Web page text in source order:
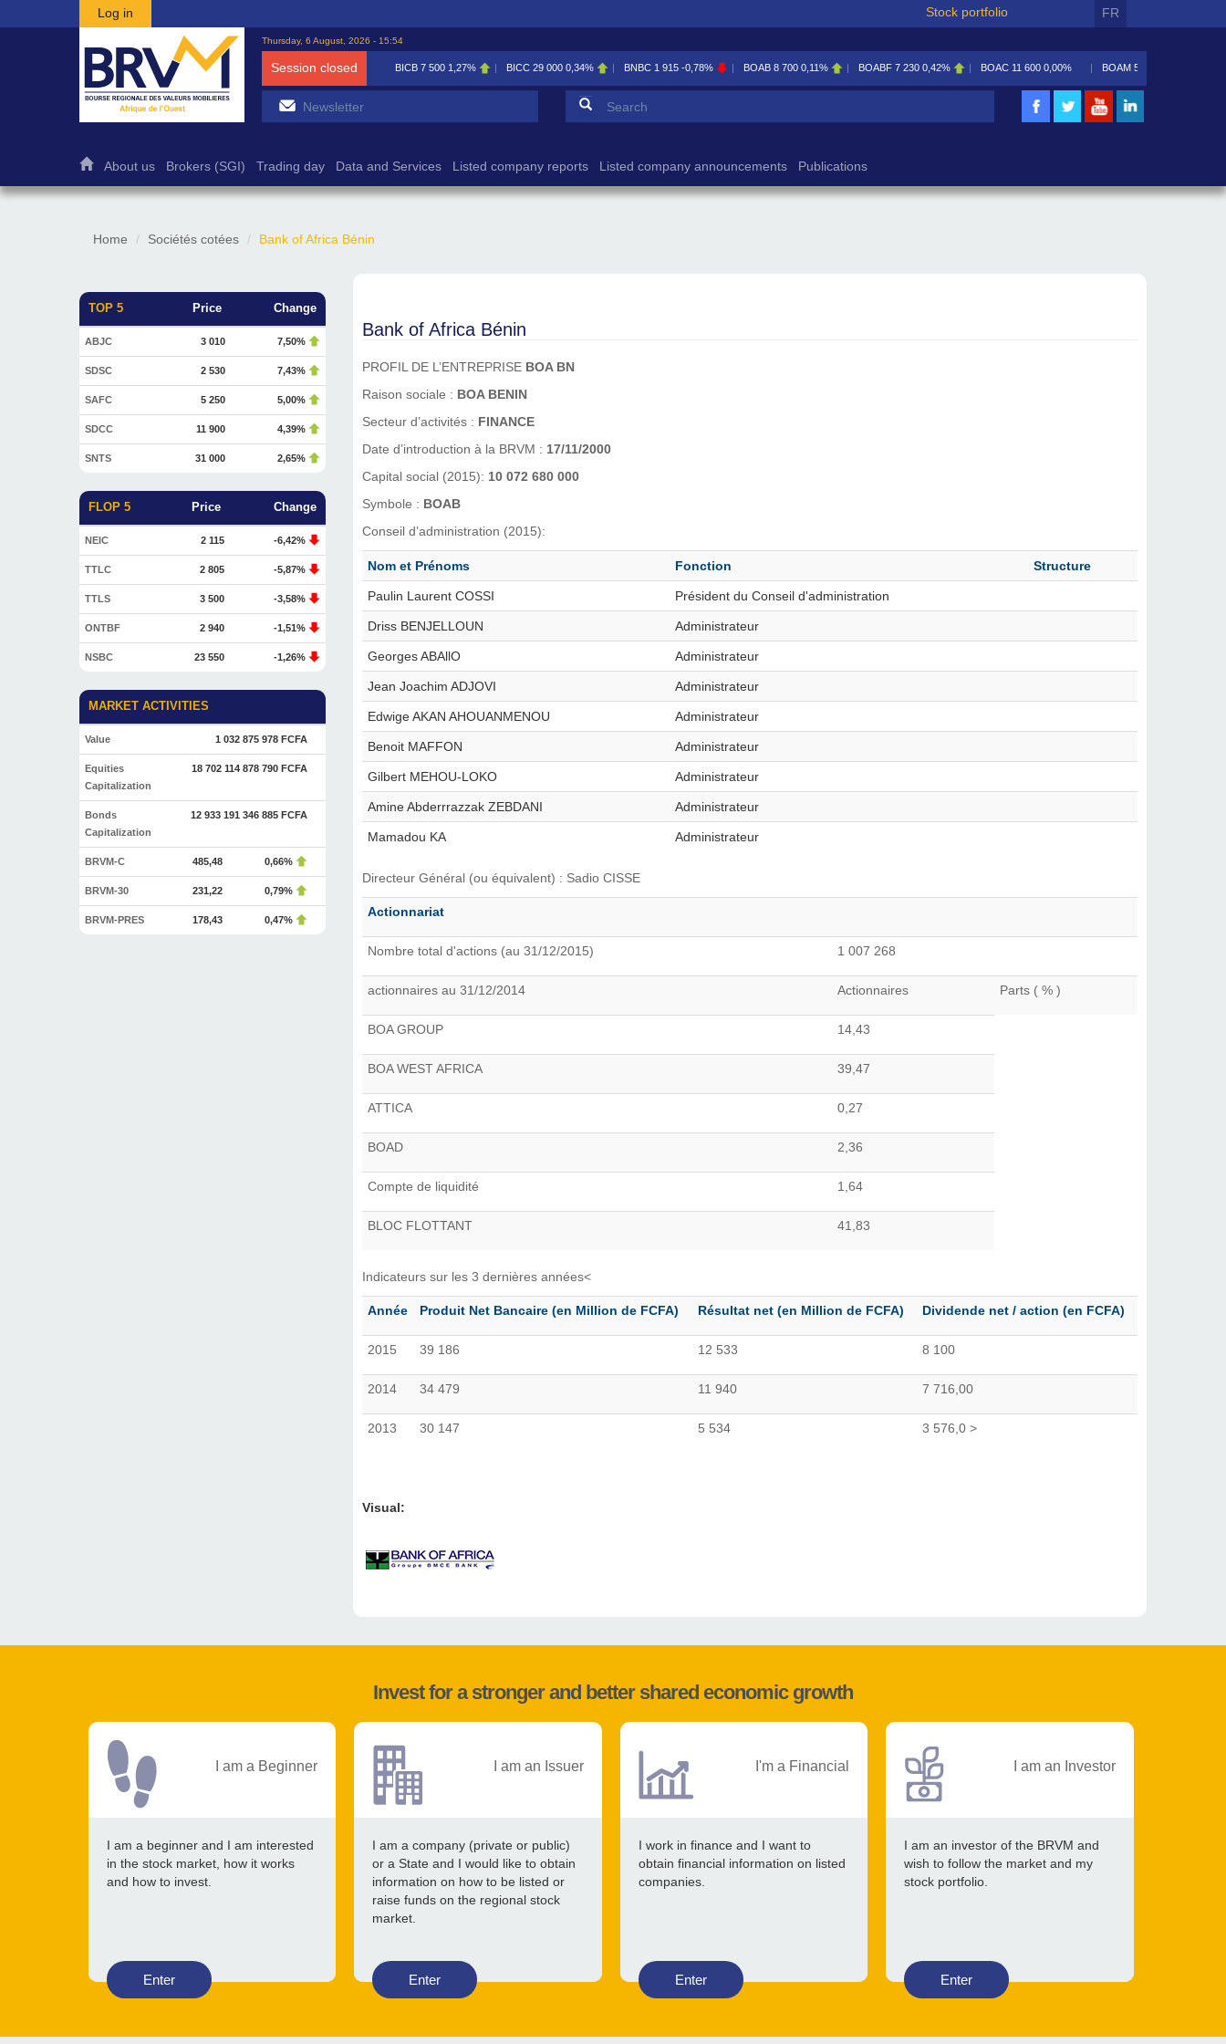
Skip to main content
Log in Stock portfolio FR
Thursday, 6 August, 2026 - 15:54
Session closed BICB 7 500 1,27% BICC 29 000 0,34% BNBC 1 915 -0,78% BOAB 8 700 0,11% BOABF 7 230 0,42% BOAC 11 600 0,00% BOAM 5 585
Search form
About us Brokers (SGI) Trading day Data and Services Listed company reports Listed company announcements Publications
Home Sociétés cotées Bank of Africa Bénin
TOP 5 Price Change
ABJC 3 010 7,50%
SDSC 2 530 7,43%
SAFC 5 250 5,00%
SDCC 11 900 4,39%
SNTS 31 000 2,65%
FLOP 5 Price Change
NEIC 2 115 -6,42%
TTLC 2 805 -5,87%
TTLS 3 500 -3,58%
ONTBF 2 940 -1,51%
NSBC 23 550 -1,26%
MARKET ACTIVITIES
Value 1 032 875 978 FCFA
Equities
Capitalization
18 702 114 878 790 FCFA
Bonds
Capitalization
12 933 191 346 885 FCFA
BRVM-C 485,48 0,66%
BRVM-30 231,22 0,79%
BRVM-PRES 178,43 0,47%
Bank of Africa Bénin
PROFIL DE L’ENTREPRISE BOA BN
Raison sociale : BOA BENIN
Secteur d’activités : FINANCE
Date d’introduction à la BRVM : 17/11/2000
Capital social (2015): 10 072 680 000
Symbole : BOAB
Conseil d’administration (2015):
Nom et Prénoms Fonction Structure
Paulin Laurent COSSI Président du Conseil d'administration
Driss BENJELLOUN Administrateur
Georges ABAllO Administrateur
Jean Joachim ADJOVI Administrateur
Edwige AKAN AHOUANMENOU Administrateur
Benoit MAFFON Administrateur
Gilbert MEHOU-LOKO Administrateur
Amine Abderrrazzak ZEBDANI Administrateur
Mamadou KA Administrateur
Directeur Général (ou équivalent) : Sadio CISSE
Actionnariat
Nombre total d'actions (au 31/12/2015) 1 007 268
actionnaires au 31/12/2014 Actionnaires Parts ( % )
BOA GROUP 14,43
BOA WEST AFRICA 39,47
ATTICA 0,27
BOAD 2,36
Compte de liquidité 1,64
BLOC FLOTTANT 41,83
Indicateurs sur les 3 dernières années<
Année Produit Net Bancaire (en Million de FCFA) Résultat net (en Million de FCFA) Dividende net / action (en FCFA)
2015 39 186 12 533 8 100
2014 34 479 11 940 7 716,00
2013 30 147 5 534 3 576,0 >
Visual:
Invest for a stronger and better shared economic growth
I am a Beginner
I am a beginner and I am interested
in the stock market, how it works
and how to invest.
Enter
I am an Issuer
I am a company (private or public)
or a State and I would like to obtain
information on how to be listed or
raise funds on the regional stock
market.
Enter
I'm a Financial
I work in finance and I want to
obtain financial information on listed
companies.
Enter
I am an Investor
I am an investor of the BRVM and
wish to follow the market and my
stock portfolio.
Enter